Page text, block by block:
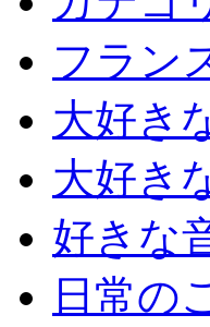
フラン
大好き
大好き
好きな
日常の